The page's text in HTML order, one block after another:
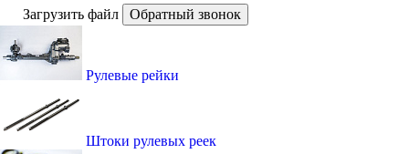
Загрузить файл
Обратный звонок
Рулевые рейки
Штоки рулевых реек